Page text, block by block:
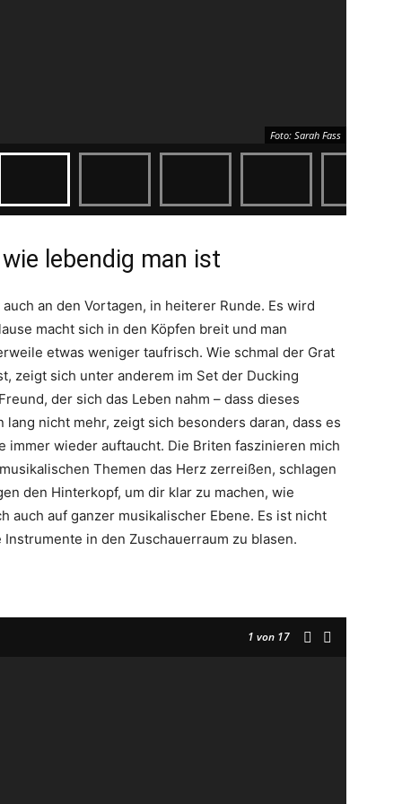
Foto: Sarah Fass
lebendig man ist
an den Vortagen, in heiterer Runde. Es wird
macht sich in den Köpfen breit und man
etwas weniger taufrisch. Wie schmal der Grat
zeigt sich unter anderem im Set der Ducking
der sich das Leben nahm – dass dieses
nicht mehr, zeigt sich besonders daran, dass es
immer wieder auftaucht. Die Briten faszinieren mich
Themen das Herz zerreißen, schlagen
den Hinterkopf, um dir klar zu machen, wie
auch auf ganzer musikalischer Ebene. Es ist nicht
in den Zuschauerraum zu blasen.
1 von 17